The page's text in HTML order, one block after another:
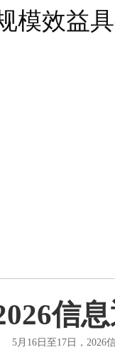
模效益
信
月16日至17日，2026信